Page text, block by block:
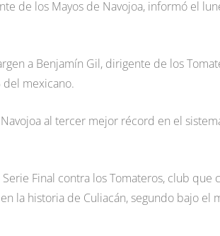
de los Mayos de Navojoa, informó el
a Benjamín Gil, dirigente de los
del mexicano.
al tercer mejor récord en el
Final contra los Tomateros, club
la historia de Culiacán, segundo bajo